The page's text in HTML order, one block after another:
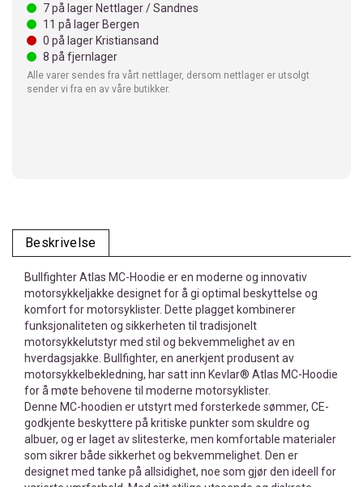
7på lager Nettlager / Sandnes
11 på lager Bergen
0 på lager Kristiansand
8 på fjernlager
Alle varer sendes fra vårt nettlager, dersom nettlager er utsolgt
sender vi fra en av våre butikker.
Beskrivelse
Bullfighter Atlas MC-Hoodie er en moderne og innovativ
motorsykkeljakke designet for å gi optimal beskyttelse og
komfort for motorsyklister. Dette plagget kombinerer
funksjonaliteten og sikkerheten til tradisjonelt
motorsykkelutstyr med stil og bekvemmelighet av en
hverdagsjakke. Bullfighter, en anerkjent produsent av
motorsykkelbekledning, har satt inn Kevlar® Atlas MC-Hoodie
for å møte behovene til moderne motorsyklister.
Denne MC-hoodien er utstyrt med forsterkede sømmer, CE-
godkjente beskyttere på kritiske punkter som skuldre og
albuer, og er laget av slitesterke, men komfortable materialer
som sikrer både sikkerhet og bekvemmelighet. Den er
designet med tanke på allsidighet, noe som gjør den ideell for